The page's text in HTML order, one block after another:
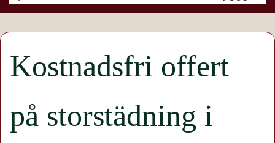
Kostnadsfri offert
på storstädning i